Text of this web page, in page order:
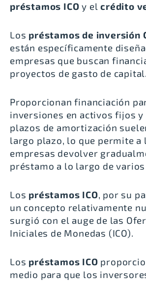
préstamos ICO y elcrédito
Los préstamos de inversión
están específicamente
empresas que buscan
proyectos de gasto de capital.
Proporcionan financiación
inversiones en activos fijos y
plazos de amortización
largo plazo, lo que permite a
empresas devolver
préstamo a lo largo de varios
Los préstamos ICO, por su
un concepto relativamente
surgió con el auge de las
Iniciales de Monedas (ICO).
Los préstamos ICO
medio para que los